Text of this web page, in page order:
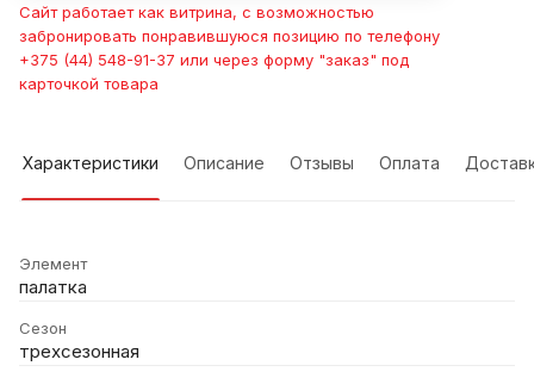
Сайт работает как витрина, с возможностью
забронировать понравившуюся позицию по телефону
+375 (44) 548-91-37 или через форму "заказ" под
карточкой товара
Характеристики Описание Отзывы Оплата
Элемент
палатка
Сезон
трехсезонная